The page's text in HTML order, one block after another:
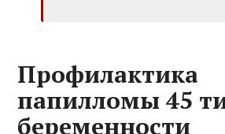
Профилактика
папилломы 45
беременности